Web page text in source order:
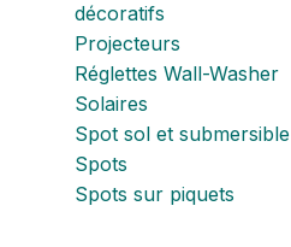
décoratifs
Projecteurs
Réglettes Wall-Washer
Solaires
Spot sol et submersible
Spots
Spots sur piquets